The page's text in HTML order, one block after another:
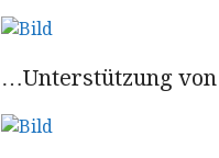
…Unterstützung